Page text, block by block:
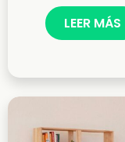
LEER MÁS